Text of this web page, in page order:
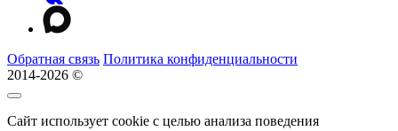
Обратная связь Политика конфиденциальности
2014-2026 ©
Сайт использует cookie с целью анализа поведения